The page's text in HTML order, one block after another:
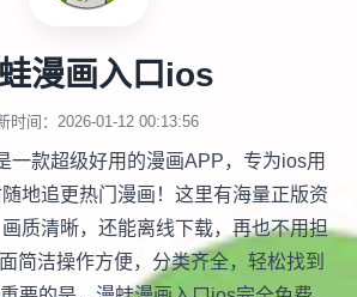
漫画入口ios
时间：2026-01-12 00:13:56
一款超级好用的漫画APP，专为ios用
地追更热门漫画！这里有海量正版资
质清晰，还能离线下载，再也不用担
简洁操作方便，分类齐全，轻松找到